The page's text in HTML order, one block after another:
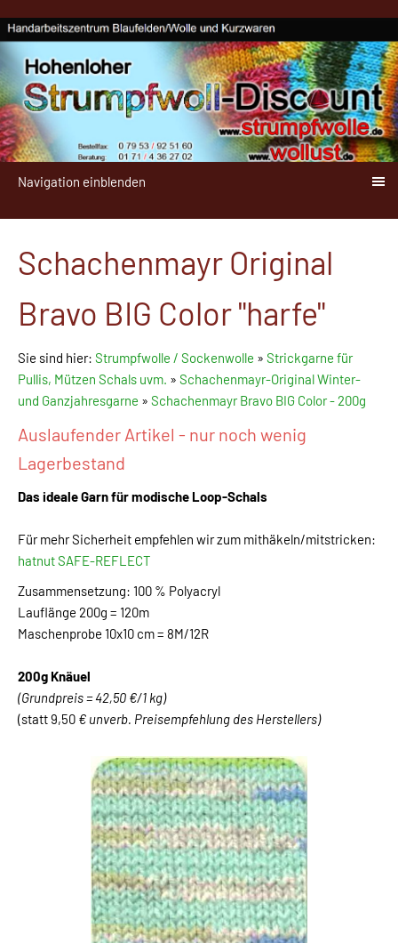
Navigation einblenden
Schachenmayr Original
Bravo BIG Color "harfe"
Sie sind hier: Strumpfwolle / Sockenwolle » Strickgarne für
Pullis, Mützen Schals uvm. » Schachenmayr-Original Winter-
und Ganzjahresgarne » Schachenmayr Bravo BIG Color - 200g
Auslaufender Artikel - nur noch wenig
Lagerbestand
Das ideale Garn für modische Loop-Schals
Für mehr Sicherheit empfehlen wir zum mithäkeln/mitstricken:
hatnut SAFE-REFLECT
Zusammensetzung: 100 % Polyacryl
Lauflänge 200g = 120m
Maschenprobe 10x10 cm = 8M/12R
200g Knäuel
(Grundpreis = 42,50 €/1 kg)
(statt 9,50 € unverb. Preisempfehlung des Herstellers)